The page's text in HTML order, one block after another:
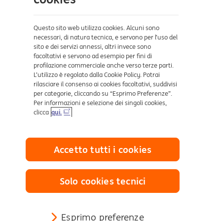
Dove ci trovi
Certificazioni
Collegamenti utili
Mappa del sito
Trasparenza
Sezione Privacy
Reclami e Risoluzione delle controversie
Questo sito web utilizza cookies. Alcuni sono
necessari, di natura tecnica, e servono per l’uso del
sito e dei servizi annessi, altri invece sono
facoltativi e servono ad esempio per fini di
profilazione commerciale anche verso terze parti.
L’utilizzo è regolato dalla Cookie Policy. Potrai
rilasciare il consenso ai cookies facoltativi, suddivisi
per categorie, cliccando su “Esprimo Preferenze”.
Per informazioni e selezione dei singoli cookies,
clicca qui.
Esprimo preferenze
Solo cookies tecnici
Accetto tutti i cookies